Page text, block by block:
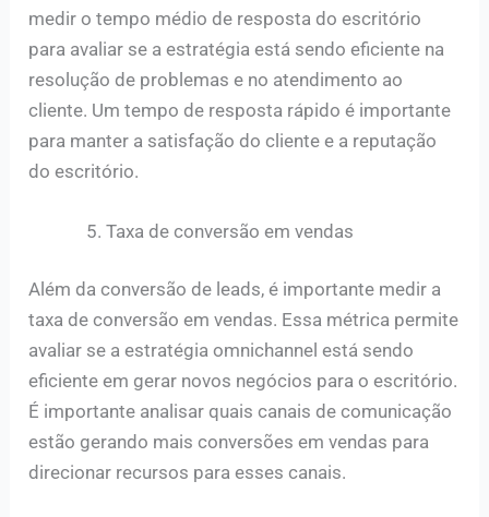
medir o tempo médio de resposta do escritório
para avaliar se a estratégia está sendo eficiente na
resolução de problemas e no atendimento ao
cliente. Um tempo de resposta rápido é importante
para manter a satisfação do cliente e a reputação
do escritório.
Taxa de conversão em vendas
Além da conversão de leads, é importante medir a
taxa de conversão em vendas. Essa métrica permite
avaliar se a estratégia omnichannel está sendo
eficiente em gerar novos negócios para o escritório.
É importante analisar quais canais de comunicação
estão gerando mais conversões em vendas para
direcionar recursos para esses canais.